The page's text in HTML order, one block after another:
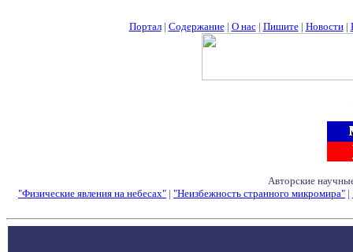
Портал| Содержание| О нас| Пишите| Новости|
Авторские
"Физические явления на небесах" | "Неизбежность странного микромира" |